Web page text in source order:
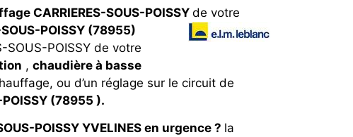
CARRIERES-SOUS-POISSY de votre
POISSY (78955)
POISSY de votre
, chaudière à basse
ou d’un réglage sur le circuit de
(78955 ).
POISSY YVELINES en urgence ? la